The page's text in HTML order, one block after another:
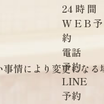
情により変更にな
24 時 間
WEB予
約
電話
予約
LINE
予約